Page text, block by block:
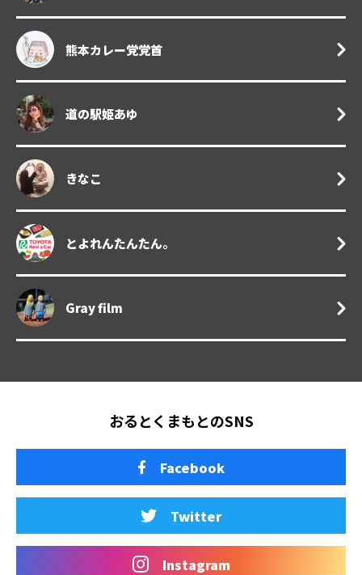
熊本カレー党党首
道の駅姫あゆ
きなこ
とよれんたんたん。
Gray film
おるとくまもとのSNS
Facebook
Twitter
Instagram